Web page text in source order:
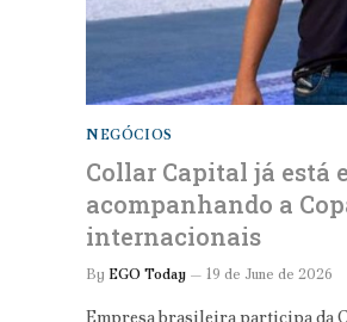
NEGÓCIOS
Collar Capital já está
acompanhando a
internacionais
By EGO Today 19 de June de 2026
Empresa brasileira participa da